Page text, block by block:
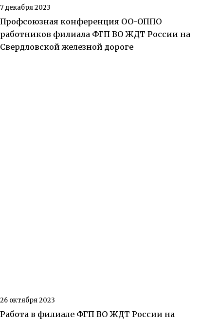
7 декабря 2023
Профсоюзная конференция ОО-ОППО
работников филиала ФГП ВО ЖДТ России на
Свердловской железной дороге
26 октября 2023
Работа в филиале ФГП ВО ЖДТ России на